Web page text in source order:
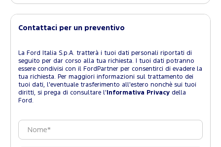
Contattaci per un preventivo
La Ford Italia S.p.A. tratterà i tuoi dati personali riportati di
seguito per dar corso alla tua richiesta. I tuoi dati potranno
essere condivisi con il FordPartner per consentirci di evadere la
tua richiesta. Per maggiori informazioni sul trattamento dei
tuoi dati, l'eventuale trasferimento all'estero nonchè sui tuoi
diritti, si prega di consultare l' Informativa Privacy della
Ford.